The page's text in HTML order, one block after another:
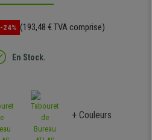
-24% (193,48 € TVA comprise)
En Stock.
+ Couleurs